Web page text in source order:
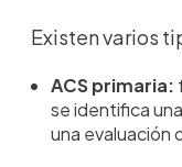
Existen varios
ACS primaria:
se identifica
una evaluación